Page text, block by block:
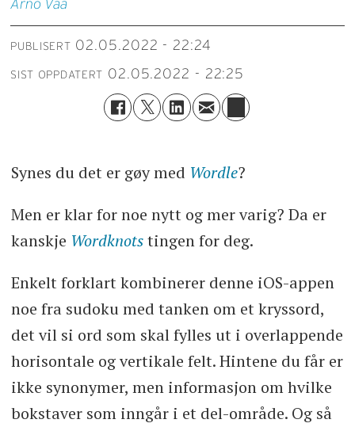
Arno Vaa
PUBLISERT 02.05.2022 - 22:24
SIST OPPDATERT 02.05.2022 - 22:25
Synes du det er gøy med Wordle?
Men er klar for noe nytt og mer varig? Da er
kanskje Wordknotstingen for deg.
Enkelt forklart kombinerer denne iOS-appen
noe fra sudoku med tanken om et kryssord,
det vil si ord som skal fylles ut i overlappende
horisontale og vertikale felt. Hintene du får er
ikke synonymer, men informasjon om hvilke
bokstaver som inngår i et del-område. Og så